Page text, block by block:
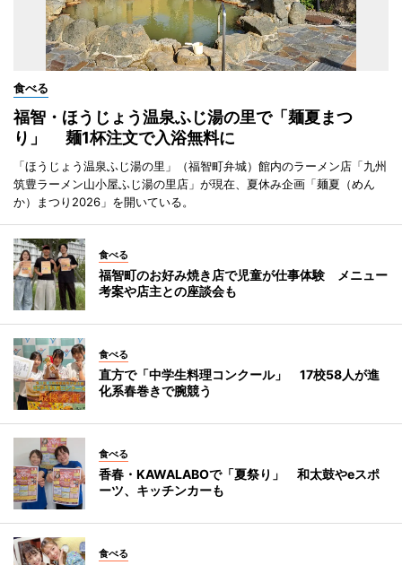
食べる
福智・ほうじょう温泉ふじ湯の里で「麺夏まつ
り」 麺1杯注文で入浴無料に
「ほうじょう温泉ふじ湯の里」（福智町弁城）館内のラーメン店「九州
筑豊ラーメン山小屋ふじ湯の里店」が現在、夏休み企画「麺夏（めん
か）まつり2026」を開いている。
食べる
福智町のお好み焼き店で児童が仕事体験 メニュー
考案や店主との座談会も
食べる
直方で「中学生料理コンクール」 17校58人が進
化系春巻きで腕競う
食べる
香春・KAWALABOで「夏祭り」 和太鼓やeスポ
ーツ、キッチンカーも
食べる